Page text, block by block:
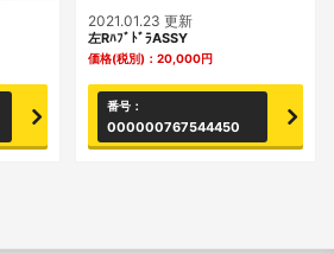
2021.01.23 更新
左RﾊﾌﾞﾄﾞﾗASSY
価格(税別)：20,000円
番号：
000000767544450